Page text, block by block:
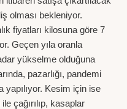
olması bekleniyor.
fiyatları kilosuna göre 7
Geçen yıla oranla
yükselme olduğuna
pazarlığı, pandemi
Kesim için ise
çağırılıp, kasaplar